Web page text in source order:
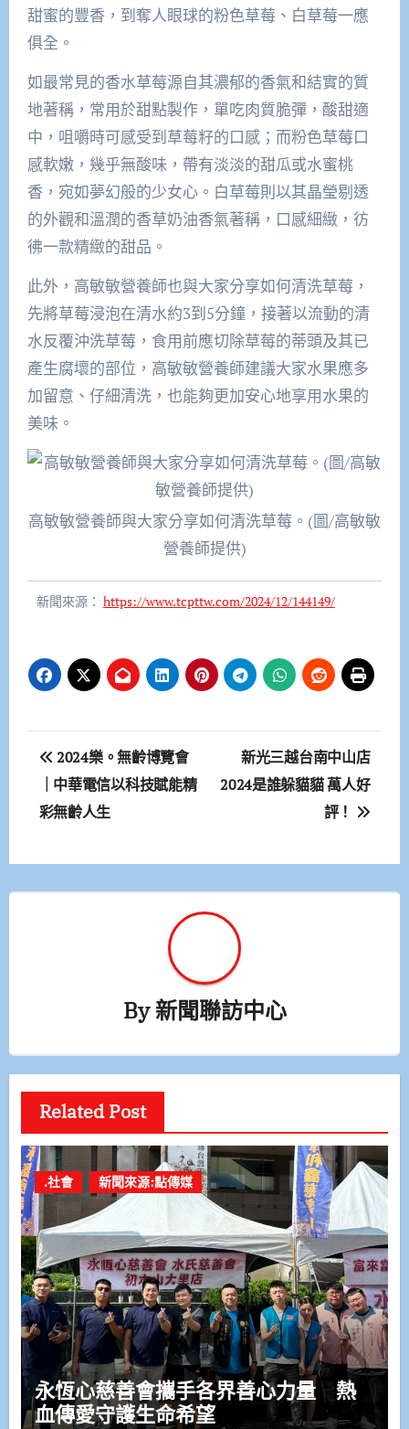
甜蜜的豐香，到奪人眼球的粉色草莓、白草莓一應
俱全。
如最常見的香水草莓源自其濃郁的香氣和結實的質
地著稱，常用於甜點製作，單吃肉質脆彈，酸甜適
中，咀嚼時可感受到草莓籽的口感；而粉色草莓口
感軟嫩，幾乎無酸味，帶有淡淡的甜瓜或水蜜桃
香，宛如夢幻般的少女心。白草莓則以其晶瑩剔透
的外觀和溫潤的香草奶油香氣著稱，口感細緻，彷
彿一款精緻的甜品。
此外，高敏敏營養師也與大家分享如何清洗草莓，
先將草莓浸泡在清水約3到5分鐘，接著以流動的清
水反覆沖洗草莓，食用前應切除草莓的蒂頭及其已
產生腐壞的部位，高敏敏營養師建議大家水果應多
加留意、仔細清洗，也能夠更加安心地享用水果的
美味。
高敏敏營養師與大家分享如何清洗草莓。(圖/高敏敏
營養師提供)
新聞來源： https://www.tcpttw.com/2024/12/144149/
文
章
導
覽
2024樂。無齡博覽會
｜中華電信以科技賦能精
彩無齡人生
新光三越台南中山店
2024是誰躲貓貓 萬人好
評！
By新聞聯訪中心
Related Post
.社會 新聞來源:點傳媒
永恆心慈善會攜手各界善心力量 熱
血傳愛守護生命希望